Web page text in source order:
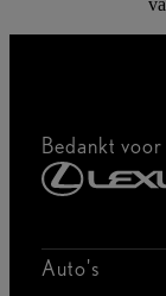
Bedankt
Auto's